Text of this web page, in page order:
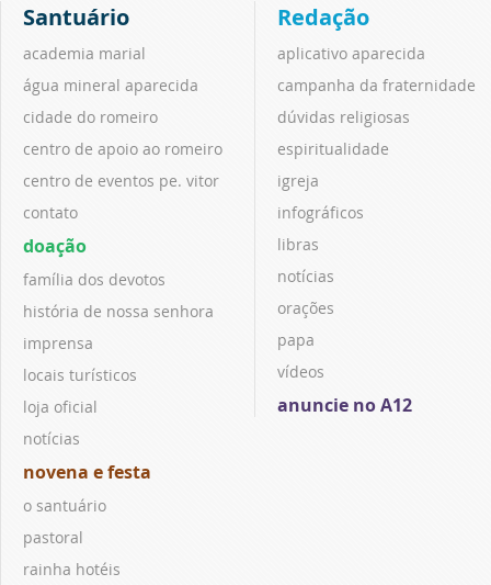
Santuário
academia marial
água mineral aparecida
cidade do romeiro
centro de apoio ao romeiro
centro de eventos pe. vitor
contato
doação
família dos devotos
história de nossa senhora
imprensa
locais turísticos
loja oficial
notícias
novena e festa
o santuário
pastoral
rainha hotéis
Redação
aplicativo aparecida
campanha da fraternidade
dúvidas religiosas
espiritualidade
igreja
infográficos
libras
notícias
orações
papa
vídeos
anuncie no A12